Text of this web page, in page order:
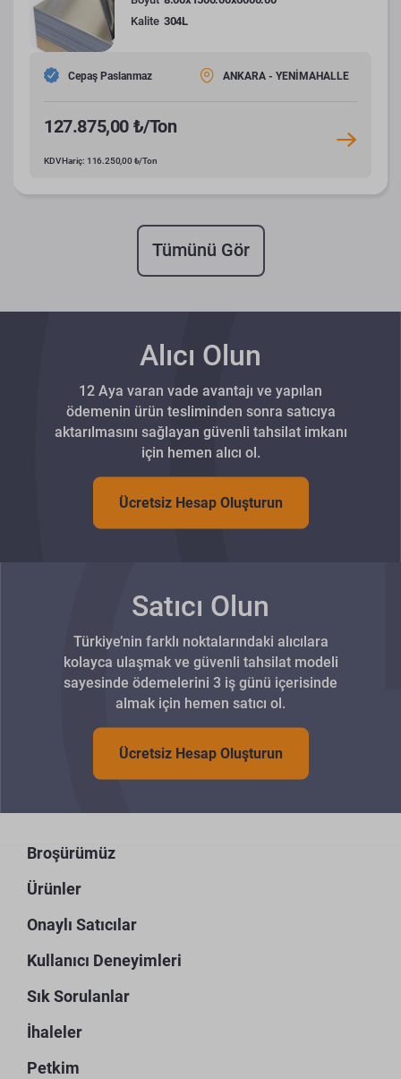
Kalite 304L
Cepaş Paslanmaz ANKARA - YENİMAHALLE
127.875,00 ₺/Ton
KDV Hariç: 116.250,00 ₺/Ton
Tümünü Gör
Alıcı Olun
12 Aya varan vade avantajı ve yapılan
ödemenin ürün tesliminden sonra satıcıya
aktarılmasını sağlayan güvenli tahsilat imkanı
için hemen alıcı ol.
Ücretsiz Hesap Oluşturun
Satıcı Olun
Türkiye’nin farklı noktalarındaki alıcılara
kolayca ulaşmak ve güvenli tahsilat modeli
sayesinde ödemelerini 3 iş günü içerisinde
almak için hemen satıcı ol.
Ücretsiz Hesap Oluşturun
Broşürümüz
Ürünler
Onaylı Satıcılar
Kullanıcı Deneyimleri
Sık Sorulanlar
İhaleler
Petkim